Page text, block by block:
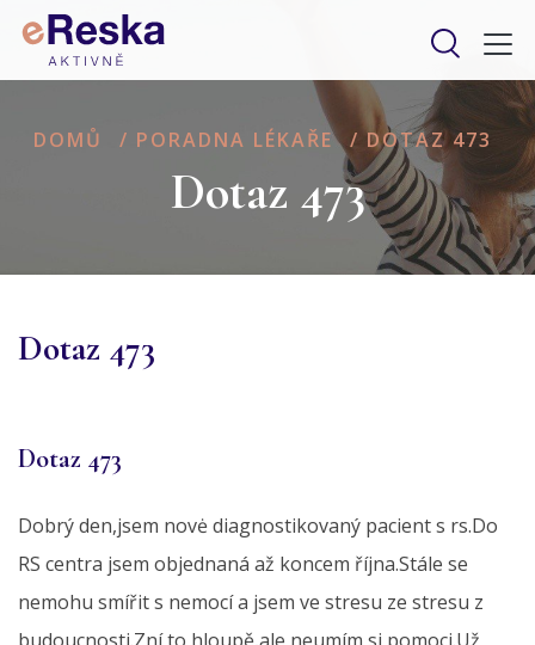
DOMŮ / PORADNA LÉKAŘE / DOTAZ 473
Dotaz 473
Dotaz 473
Dotaz 473
Dobrý den,jsem novė diagnostikovaný pacient s rs.Do
RS centra jsem objednaná až koncem října.Stále se
nemohu smířit s nemocí a jsem ve stresu ze stresu z